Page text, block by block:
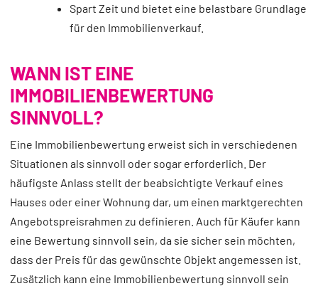
Spart Zeit und bietet eine belastbare Grundlage
für den Immobilienverkauf.
WANN IST EINE
IMMOBILIENBEWERTUNG
SINNVOLL?
Eine Immobilienbewertung erweist sich in verschiedenen
Situationen als sinnvoll oder sogar erforderlich. Der
häufigste Anlass stellt der beabsichtigte Verkauf eines
Hauses oder einer Wohnung dar, um einen marktgerechten
Angebotspreisrahmen zu definieren. Auch für Käufer kann
eine Bewertung sinnvoll sein, da sie sicher sein möchten,
dass der Preis für das gewünschte Objekt angemessen ist.
Zusätzlich kann eine Immobilienbewertung sinnvoll sein